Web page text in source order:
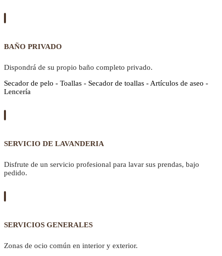
BAÑO PRIVADO
Dispondrá de su propio baño completo privado.
Secador de pelo - Toallas - Secador de toallas - Artículos de aseo -
Lencería
SERVICIO DE LAVANDERIA
Disfrute de un servicio profesional para lavar sus prendas, bajo
pedido.
SERVICIOS GENERALES
Zonas de ocio común en interior y exterior.